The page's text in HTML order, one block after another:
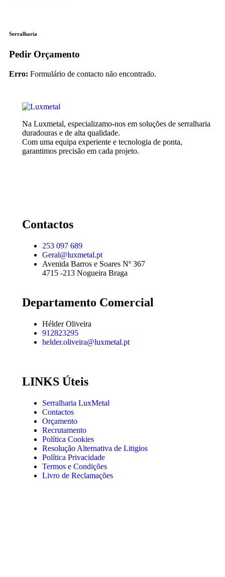
Serralharia
Pedir Orçamento
Erro: Formulário de contacto não encontrado.
Na Luxmetal, especializamo-nos em soluções de serralharia
duradouras e de alta qualidade.
Com uma equipa experiente e tecnologia de ponta,
garantimos precisão em cada projeto.
Contactos
253 097 689
Geral@luxmetal.pt
Avenida Barros e Soares Nº 367
4715 -213 Nogueira Braga
Departamento Comercial
Hélder Oliveira
912823295
helder.oliveira@luxmetal.pt
LINKS Úteis
Serralharia LuxMetal
Contactos
Orçamento
Recrutamento
Política Cookies
Resolução Alternativa de Litigios
Política Privacidade
Termos e Condições
Livro de Reclamações